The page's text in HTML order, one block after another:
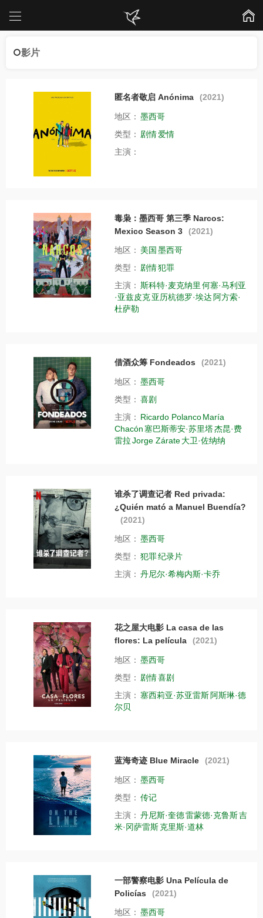
影片
匿名者敬启 Anónima (2021)
地区： 墨西哥
类型： 剧情爱情
主演：
毒枭：墨西哥 第三季 Narcos:
Mexico Season 3
(2021)
地区： 美国 墨西哥
类型： 剧情犯罪
主演： 斯科特·麦克纳里 何塞·马利亚
·亚兹皮克亚历杭德罗·埃达 阿方索·
杜萨勒
借酒众筹 Fondeados (2021)
地区： 墨西哥
类型： 喜剧
主演： Ricardo PolancoMaría
Chacón塞巴斯蒂安·苏里塔杰昆·费
雷拉Jorge Zárate大卫·佐纳纳
谁杀了调查记者 Red privada:
¿Quién mató a Manuel Buendía?
(2021)
地区： 墨西哥
类型： 犯罪纪录片
主演： 丹尼尔·希梅内斯·卡乔
花之屋大电影 La casa de las
flores: La película
(2021)
地区： 墨西哥
类型： 剧情喜剧
主演： 塞西莉亚·苏亚雷斯 阿斯琳·德
尔贝
蓝海奇迹 Blue Miracle (2021)
地区： 墨西哥
类型： 传记
主演： 丹尼斯·奎德雷蒙德·克鲁斯吉
米·冈萨雷斯克里斯·道林
一部警察电影 Una Película de
Policías
(2021)
地区： 墨西哥